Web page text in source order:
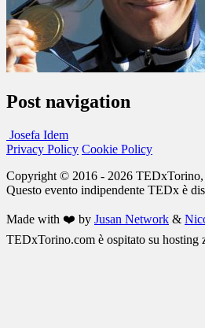
Post navigation
Josefa Idem
Privacy Policy Cookie Policy
Copyright © 2016 - 2026 TEDxTorino,
Questo evento indipendente TEDx è
Made with ❤️ by Jusan Network &
TEDxTorino.com è ospitato su hosting